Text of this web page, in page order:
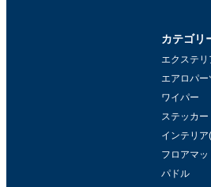
カテゴリ
エクステリ
エアロパー
ワイパー
ステッカー
インテリア
フロアマッ
パドル